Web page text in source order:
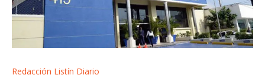
Redacción Listín Diario